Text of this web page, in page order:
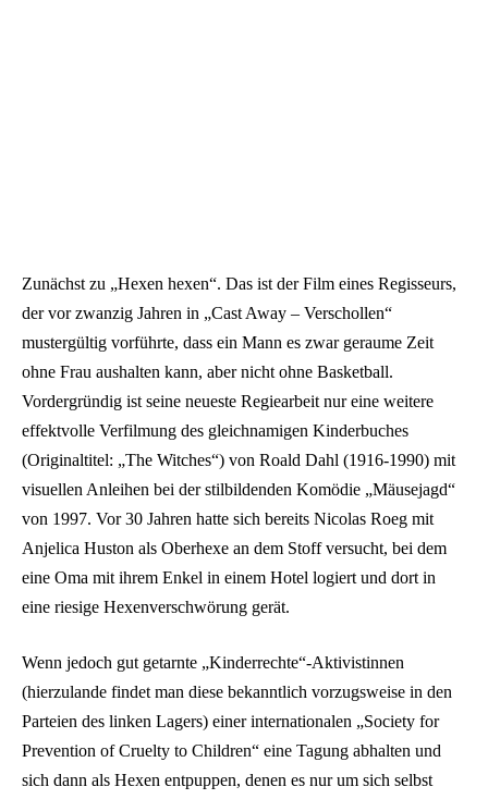
Zunächst zu „Hexen hexen“. Das ist der Film eines Regisseurs,
der vor zwanzig Jahren in „Cast Away – Verschollen“
mustergültig vorführte, dass ein Mann es zwar geraume Zeit
ohne Frau aushalten kann, aber nicht ohne Basketball.
Vordergründig ist seine neueste Regiearbeit nur eine weitere
effektvolle Verfilmung des gleichnamigen Kinderbuches
(Originaltitel: „The Witches“) von Roald Dahl (1916-1990) mit
visuellen Anleihen bei der stilbildenden Komödie „Mäusejagd“
von 1997. Vor 30 Jahren hatte sich bereits Nicolas Roeg mit
Anjelica Huston als Oberhexe an dem Stoff versucht, bei dem
eine Oma mit ihrem Enkel in einem Hotel logiert und dort in
eine riesige Hexenverschwörung gerät.
Wenn jedoch gut getarnte „Kinderrechte“-Aktivistinnen
(hierzulande findet man diese bekanntlich vorzugsweise in den
Parteien des linken Lagers) einer internationalen „Society for
Prevention of Cruelty to Children“ eine Tagung abhalten und
sich dann als Hexen entpuppen, denen es nur um sich selbst